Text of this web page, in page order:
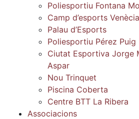
Poliesportiu Fontana
Camp d’esports Venècia
Palau d’Esports
Poliesportiu Pérez Puig
Ciutat Esportiva Jorge
Aspar
Nou Trinquet
Piscina Coberta
Centre BTT La Ribera
Associacions